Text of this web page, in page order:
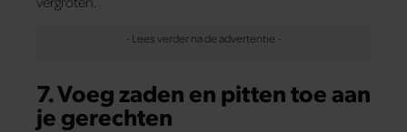
7. Voeg zaden en pitten toe aan
je gerechten